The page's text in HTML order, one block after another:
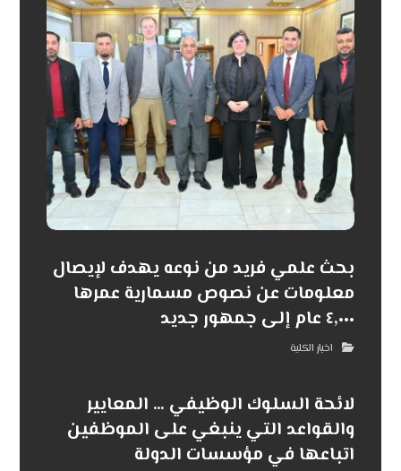
بحث علمي فريد من نوعه يهدف لإيصال
معلومات عن نصوص مسمارية عمرها
٤,٠٠٠ عام إلى جمهور جديد
اخبار الكلية
لائحة السلوك الوظيفي … المعايير
والقواعد التي ينبغي على الموظفين
اتباعها في مؤسسات الدولة